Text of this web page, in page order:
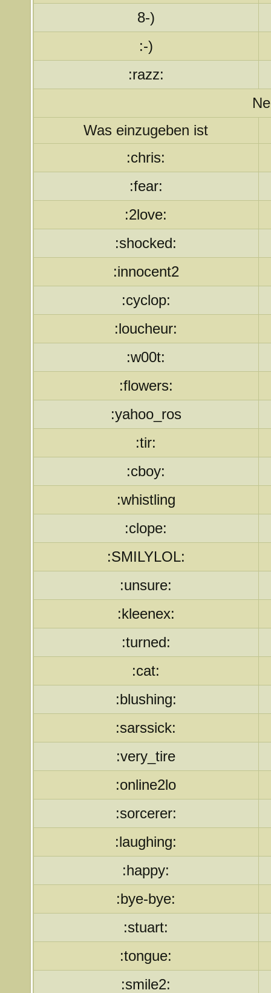
8-)
:-)
:razz:
Was einzugeben ist
:chris:
:fear:
:2love:
:shocked:
:innocent2
:cyclop:
:loucheur:
:w00t:
:flowers:
:yahoo_ros
:tir:
:cboy:
:whistling
:clope:
:SMILYLOL:
:unsure:
:kleenex:
:turned:
:cat:
:blushing:
:sarssick:
:very_tire
:online2lo
:sorcerer:
:laughing:
:happy:
:bye-bye:
:stuart:
:tongue:
:smile2: